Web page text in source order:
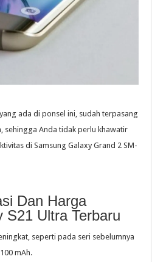
ada di ponsel ini, sudah terpasang
sehingga Anda tidak perlu khawatir
di Samsung Galaxy Grand 2 SM-
Dan Harga
S21 Ultra Terbaru
seperti pada seri sebelumnya
mAh.